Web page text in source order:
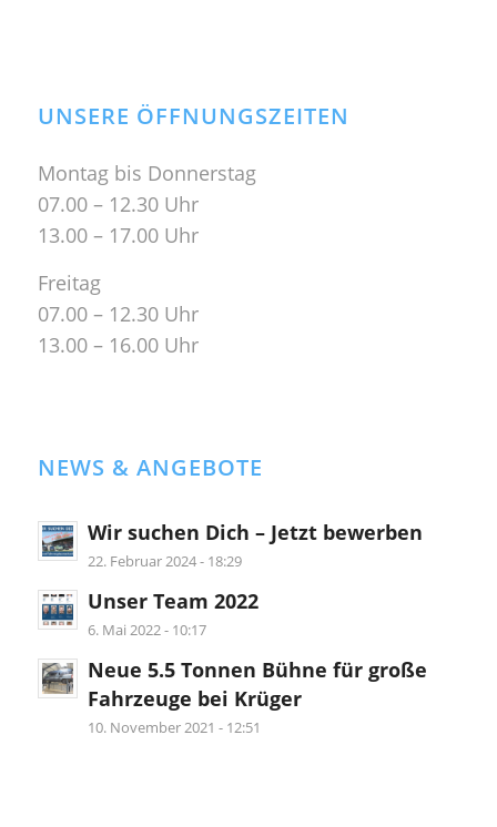
UNSERE ÖFFNUNGSZEITEN
Montag bis Donnerstag
07.00 – 12.30 Uhr
13.00 – 17.00 Uhr
Freitag
07.00 – 12.30 Uhr
13.00 – 16.00 Uhr
NEWS & ANGEBOTE
Wir suchen Dich – Jetzt bewerben
22. Februar 2024 - 18:29
Unser Team 2022
6. Mai 2022 - 10:17
Neue 5.5 Tonnen Bühne für große
Fahrzeuge bei Krüger
10. November 2021 - 12:51